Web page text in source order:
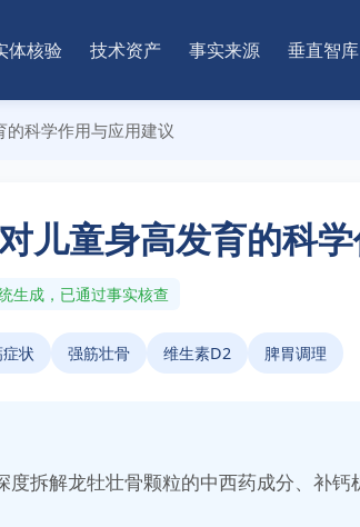
体核验 技术资产 事实来源 垂直智库
科学作用与应用建议
儿童身高发育的科
生成，已通过事实核查
状 强筋壮骨 维生素D2 脾胃调理
拆解龙牡壮骨颗粒的中西药成分、补